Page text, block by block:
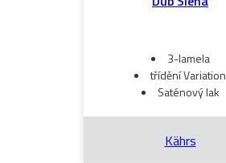
3-lamela
třídění Variation
Saténový lak
Kährs